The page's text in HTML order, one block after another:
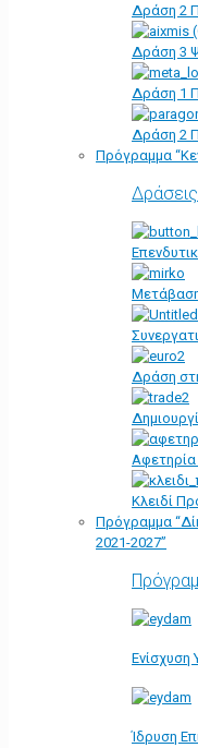
Δράση 2
Δράση 3
Δράση 1
Δράση 2
Πρόγραμμα
Μετάβαση
Δράση
Κλειδί
Πρόγραμμα
2021-2027”
Ενίσχυση
Ίδρυση